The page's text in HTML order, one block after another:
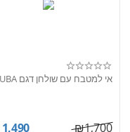
אי למטבח עם שולחן דגם CUBA
1,700
₪
1,490